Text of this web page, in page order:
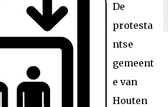
De
protesta
ntse
gemeent
e van
Houten